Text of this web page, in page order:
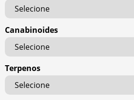
Canabinoides
Terpenos